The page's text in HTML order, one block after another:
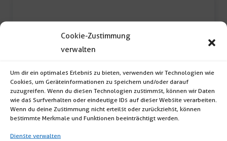
Cookie-Zustimmung
verwalten
Um dir ein optimales Erlebnis zu bieten, verwenden wir Technologien wie
Cookies, um Geräteinformationen zu speichern und/oder darauf
zuzugreifen. Wenn du diesen Technologien zustimmst, können wir Daten
wie das Surfverhalten oder eindeutige IDs auf dieser Website verarbeiten.
Wenn du deine Zustimmung nicht erteilst oder zurückziehst, können
bestimmte Merkmale und Funktionen beeinträchtigt werden.
Dienste verwalten
Tischdecke 130x130cm
Tischdecke (Format: rechteckig; Farbe: weiß;